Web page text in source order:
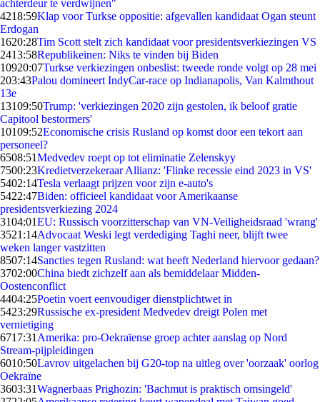
achterdeur te verdwijnen"
4218:59Klap voor Turkse oppositie: afgevallen kandidaat Ogan steunt
Erdogan
1620:28Tim Scott stelt zich kandidaat voor presidentsverkiezingen VS
2413:58Republikeinen: Niks te vinden bij Biden
10920:07Turkse verkiezingen onbeslist: tweede ronde volgt op 28 mei
203:43Palou domineert IndyCar-race op Indianapolis, Van Kalmthout
13e
13109:50Trump: 'verkiezingen 2020 zijn gestolen, ik beloof gratie
Capitool bestormers'
10109:52Economische crisis Rusland op komst door een tekort aan
personeel?
6508:51Medvedev roept op tot eliminatie Zelenskyy
7500:23Kredietverzekeraar Allianz: 'Flinke recessie eind 2023 in VS'
5402:14Tesla verlaagt prijzen voor zijn e-auto's
5422:47Biden: officieel kandidaat voor Amerikaanse
presidentsverkiezing 2024
3104:01EU: Russisch voorzitterschap van VN-Veiligheidsraad 'wrang'
3521:14Advocaat Weski legt verdediging Taghi neer, blijft twee
weken langer vastzitten
8507:14Sancties tegen Rusland: wat heeft Nederland hiervoor gedaan?
3702:00China biedt zichzelf aan als bemiddelaar Midden-
Oostenconflict
4404:25Poetin voert eenvoudiger dienstplichtwet in
5423:29Russische ex-president Medvedev dreigt Polen met
vernietiging
6717:31 Amerika: pro-Oekraïense groep achter aanslag op Nord
Stream-pijpleidingen
6010:50Lavrov uitgelachen bij G20-top na uitleg over 'oorzaak' oorlog
Oekraïne
3603:31Wagnerbaas Prighozin: 'Bachmut is praktisch omsingeld'